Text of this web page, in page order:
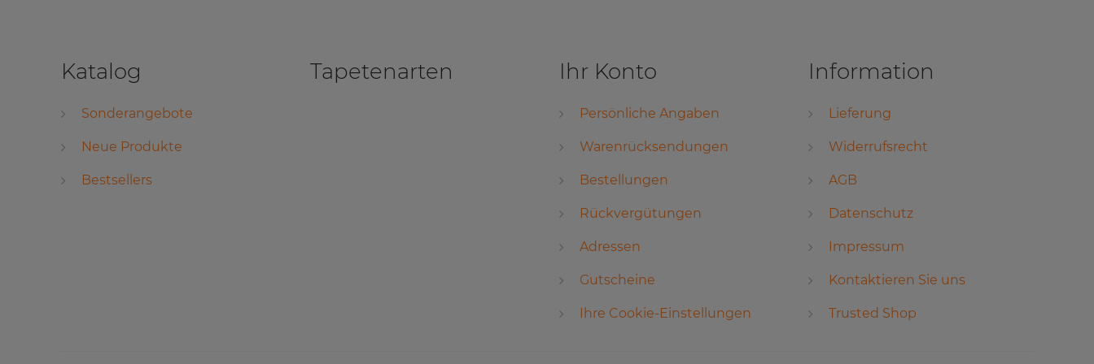
Katalog
Sonderangebote
Neue Produkte
Bestsellers
Tapetenarten Ihr Konto
Persönliche Angaben
Warenrücksendungen
Bestellungen
Rückvergütungen
Adressen
Gutscheine
Ihre Cookie-Einstellungen
Information
Lieferung
Widerrufsrecht
AGB
Datenschutz
Impressum
Kontaktieren Sie uns
Trusted Shop